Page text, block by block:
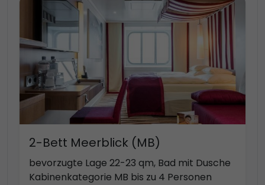
2-Bett Meerblick (MB)
bevorzugte Lage 22-23 qm, Bad mit Dusche
Kabinenkategorie MB bis zu 4 Personen